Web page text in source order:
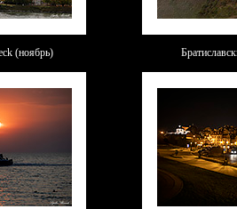
(ноябрь)